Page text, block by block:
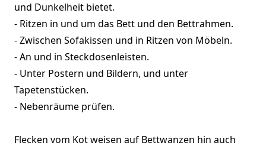
und Dunkelheit bietet.
- Ritzen in und um das Bett und den Bettrahmen.
- Zwischen Sofakissen und in Ritzen von Möbeln.
- An und in Steckdosenleisten.
- Unter Postern und Bildern, und unter
Tapetenstücken.
- Nebenräume prüfen.
Flecken vom Kot weisen auf Bettwanzen hin auch